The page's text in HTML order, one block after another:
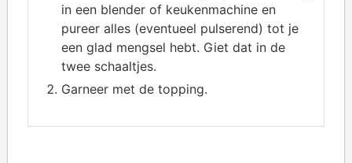
in een blender of keukenmachine en
pureer alles (eventueel pulserend) tot je
een glad mengsel hebt. Giet dat in de
twee schaaltjes.
Garneer met de topping.